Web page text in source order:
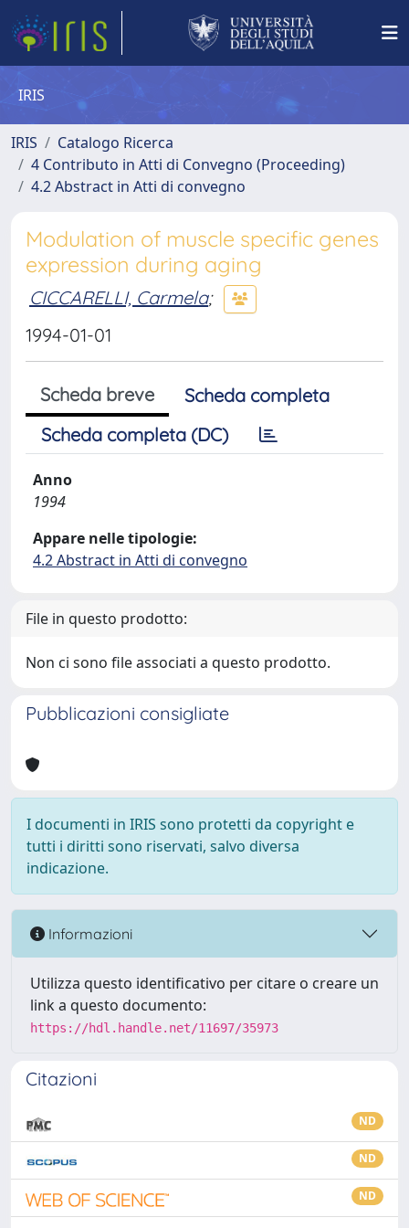
IRIS
IRIS
Catalogo Ricerca
4 Contributo in Atti di Convegno (Proceeding)
4.2 Abstract in Atti di convegno
Modulation of muscle specific genes
expression during aging
CICCARELLI, Carmela;
1994-01-01
Scheda breve
Scheda completa
Scheda completa (DC)
Anno
1994
Appare nelle tipologie:
4.2 Abstract in Atti di convegno
File in questo prodotto:
Non ci sono file associati a questo prodotto.
Pubblicazioni consigliate
I documenti in IRIS sono protetti da copyright e
tutti i diritti sono riservati, salvo diversa
indicazione.
Informazioni
Utilizza questo identificativo per citare o creare un
link a questo documento:
https://hdl.handle.net/11697/35973
Citazioni
ND
ND
ND